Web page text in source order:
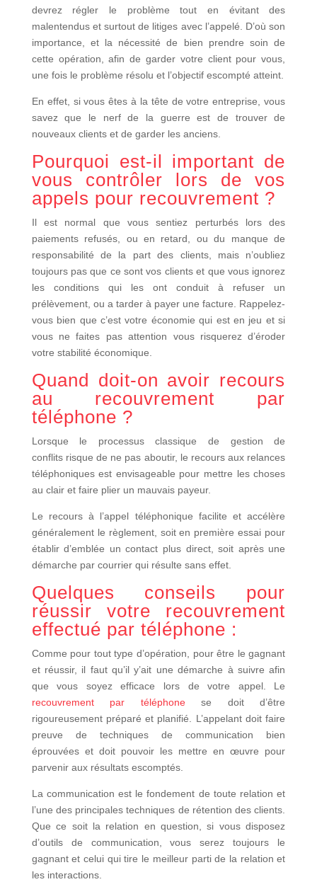
devrez régler le problème tout en évitant des
malentendus et surtout de litiges avec l’appelé. D’où son
importance, et la nécessité de bien prendre soin de
cette opération, afin de garder votre client pour vous,
une fois le problème résolu et l’objectif escompté atteint.
En effet, si vous êtes à la tête de votre entreprise, vous
savez que le nerf de la guerre est de trouver de
nouveaux clients et de garder les anciens.
Pourquoi est-il important de
vous contrôler lors de vos
appels pour recouvrement ?
Il est normal que vous sentiez perturbés lors des
paiements refusés, ou en retard, ou du manque de
responsabilité de la part des clients, mais n’oubliez
toujours pas que ce sont vos clients et que vous ignorez
les conditions qui les ont conduit à refuser un
prélèvement, ou a tarder à payer une facture. Rappelez-
vous bien que c’est votre économie qui est en jeu et si
vous ne faites pas attention vous risquerez d’éroder
votre stabilité économique.
Quand doit-on avoir recours
au recouvrement par
téléphone ?
Lorsque le processus classique de gestion de
conflits risque de ne pas aboutir, le recours aux relances
téléphoniques est envisageable pour mettre les choses
au clair et faire plier un mauvais payeur.
Le recours à l’appel téléphonique facilite et accélère
généralement le règlement, soit en première essai pour
établir d’emblée un contact plus direct, soit après une
démarche par courrier qui résulte sans effet.
Quelques conseils pour
réussir votre recouvrement
effectué par téléphone :
Comme pour tout type d’opération, pour être le gagnant
et réussir, il faut qu’il y’ait une démarche à suivre afin
que vous soyez efficace lors de votre appel. Le
recouvrement par téléphonese doit d’être
rigoureusement préparé et planifié. L’appelant doit faire
preuve de techniques de communication bien
éprouvées et doit pouvoir les mettre en œuvre pour
parvenir aux résultats escomptés.
La communication est le fondement de toute relation et
l’une des principales techniques de rétention des clients.
Que ce soit la relation en question, si vous disposez
d’outils de communication, vous serez toujours le
gagnant et celui qui tire le meilleur parti de la relation et
les interactions.